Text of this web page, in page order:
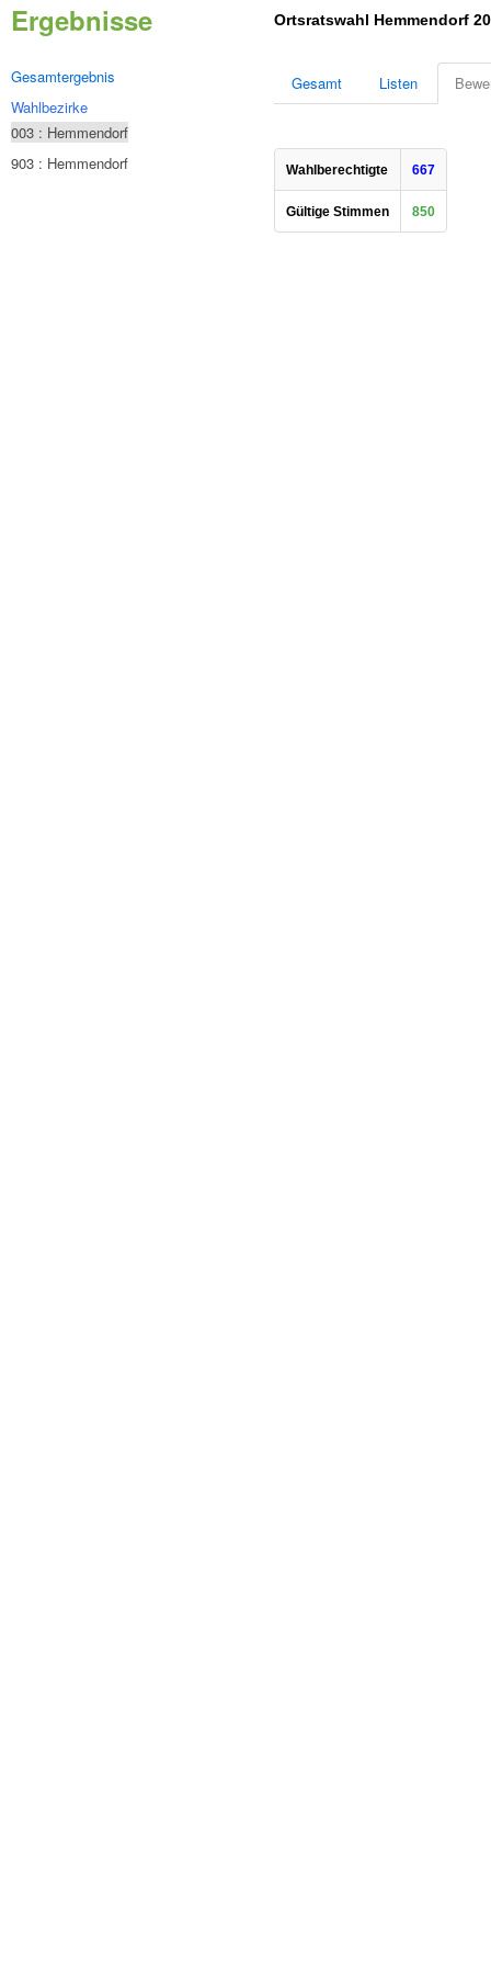
Ergebnisse
Gesamtergebnis
Wahlbezirke
003 : Hemmendorf
903 : Hemmendorf
Ortsratswahl Hemmendorf
Gesamt Listen
Wahlberechtigte 667
Gültige Stimmen 850